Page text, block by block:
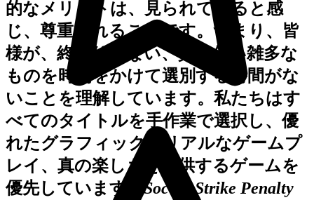
的なメリットは、見られていると感
じ、尊重されることです。つまり、皆
様が、終わりのない、質の低い雑多な
ものを時間をかけて選別する時間がな
いことを理解しています。私たちはす
べてのタイトルを手作業で選択し、優
れたグラフィック、リアルなゲームプ
レイ、真の楽しさを提供するゲームを
優先しています。 Soccer Strike Penalty